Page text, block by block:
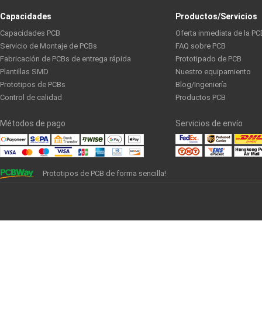
Capacidades
Capacidades PCB
Servicio de Montaje de PCBs
Fabricación de PCBs de entrega rápida
Plantillas SMD
Prototipos de PCBs
Control de calidad
Productos/Servicios
Oferta inmediata de la
FAQ sobre PCB
Prototipado de PCB
Nuestro equipamiento
Blog/Ingeniería
Productos PCB
Métodos de pago Servicios de envío
Prototipos de PCB de forma sencilla!